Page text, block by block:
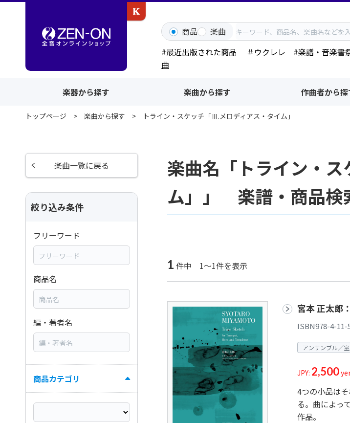
商品 楽曲
#最近出版された商品
＃ウクレレ #楽譜・音楽書
曲
楽器から探す 楽曲から探す 作曲者から探
トップページ 楽曲から探す トライン・スケッチ「Ⅲ.メロディアス・タイム」
楽曲名「トライン・
ム」」 楽譜・商品検
1 件中 1～1件を表示
宮本 正太郎
ISBN978-4-11-
アンサンブル／
JPY: 2,500
4つの小品は
る。曲によっ
作品。
楽曲一覧に戻る
絞り込み条件
フリーワード
商品名
編・著者名
商品カテゴリ